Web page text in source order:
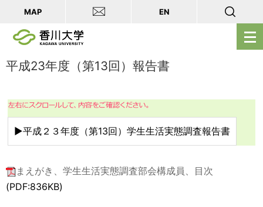
メ
ニ
MAP EN
平成23年度（第13回）報告書
▶平成２３年度（第13回）学生生活実態調査報告書
まえがき、学生生活実態調査部会構成員、目次
(PDF:836KB)